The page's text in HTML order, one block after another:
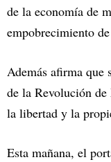
de la economía de
empobrecimiento
Además afirma que
de la Revolución
la libertad y la
Esta mañana, el